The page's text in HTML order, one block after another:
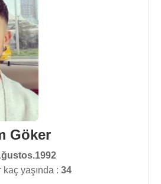
Göker
yaşında : 34